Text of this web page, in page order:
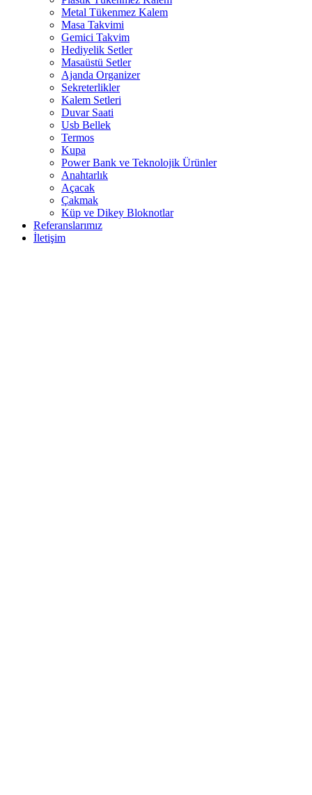
Metal Tükenmez Kalem
Masa Takvimi
Gemici Takvim
Hediyelik Setler
Masaüstü Setler
Ajanda Organizer
Sekreterlikler
Kalem Setleri
Duvar Saati
Usb Bellek
Termos
Kupa
Power Bank ve Teknolojik Ürünler
Anahtarlık
Açacak
Çakmak
Küp ve Dikey Bloknotlar
Referanslarımız
İletişim